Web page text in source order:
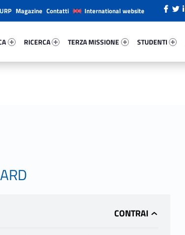
RICERCA
TERZA MISSIONE
STUDENTI
Magazine Contatti International website